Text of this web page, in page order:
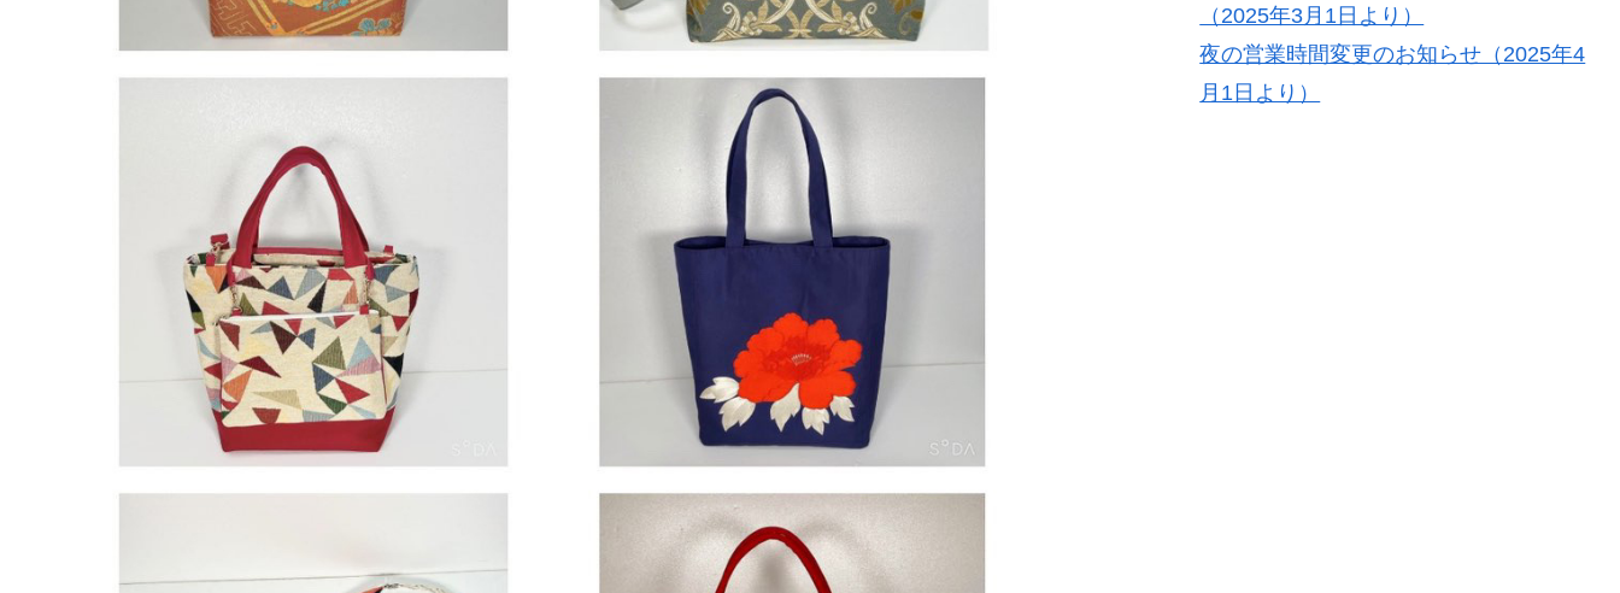
（2025年3月1日より）
夜の営業時間変更のお知らせ（2025年4
月1日より）